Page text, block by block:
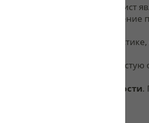
E. histolytica и цист
анализов, так как выделение
может помочь в
визуализировать слизистую
(УЗИ) брюшной полости.